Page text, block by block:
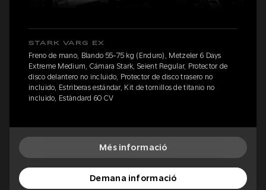
STARK VARG EX
Freno de mano, Blando 55-75 kg (Enduro), Metzeler 6 Days
Extreme Medium, Cámara Stark, Seient Regular, Protector de
disco delantero no incluido, Protector de disco trasero no
incluido, Estriberas estándar, Kit de tornillos de titanio no
incluido, Estàndard 60 CV
Més informació
Demana informació